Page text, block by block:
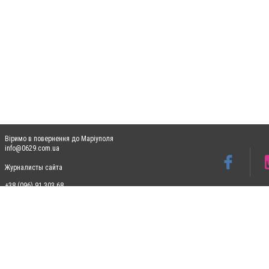
Віримо в повернення до Маріуполя
info@0629.com.ua
Журналисты сайта
+38 (096) 91 303 68